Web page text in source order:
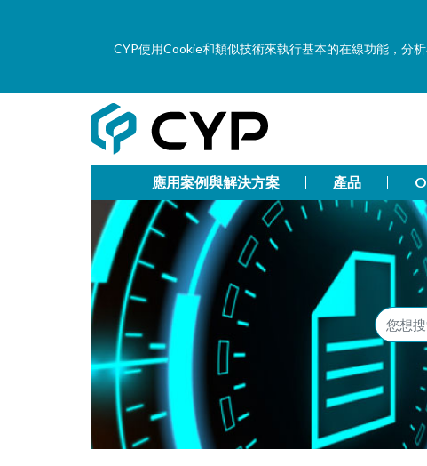
CYP使用Cookie和類似技術來執行基本的在線功能，分
應用案例與解決方案 產品